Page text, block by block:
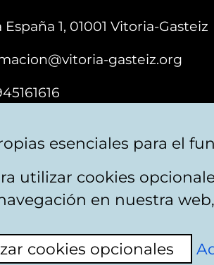
España 1, 01001 Vitoria-Gasteiz
gasteiz.org
Accesibilidad
esenciales para el
utilizar cookies
en nuestra
cookies opcionales